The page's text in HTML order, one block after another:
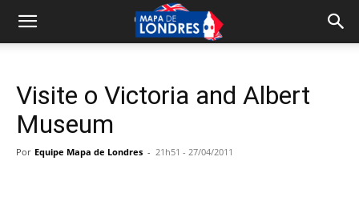
Visite o Victoria and Albert
Museum
Por Equipe Mapa de Londres - 21h51 - 27/04/2011